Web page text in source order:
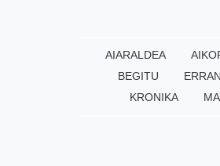
AIARALDEA
BEGITU
ERRAN
KRONIKA